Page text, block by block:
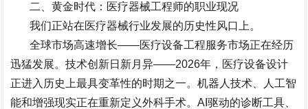
二、黄金时代：医疗器械工程师的职业现况
我们正站在医疗器械行业发展的历史性风口上。
全球市场高速增长——医疗设备工程服务市场正在经历
迅猛发展。技术创新日新月异——2026年，医疗设备设计
正进入历史上最具变革性的时期之一。机器人技术、人工智
能和增强现实正在重新定义外科手术。AI驱动的诊断工具、